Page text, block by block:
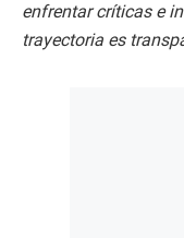
enfrentar críticas e
trayectoria es